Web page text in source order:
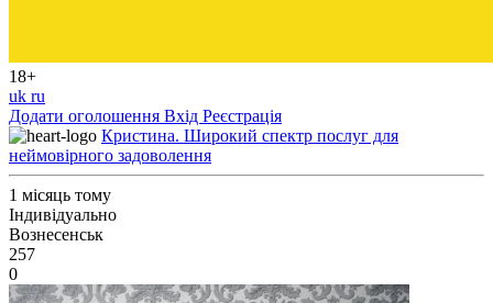
18+
uk ru
Додати оголошення Вхід Реєстрація
Кристина. Широкий спектр послуг для
неймовірного задоволення
1 місяць тому
Індивідуально
Вознесенськ
257
0